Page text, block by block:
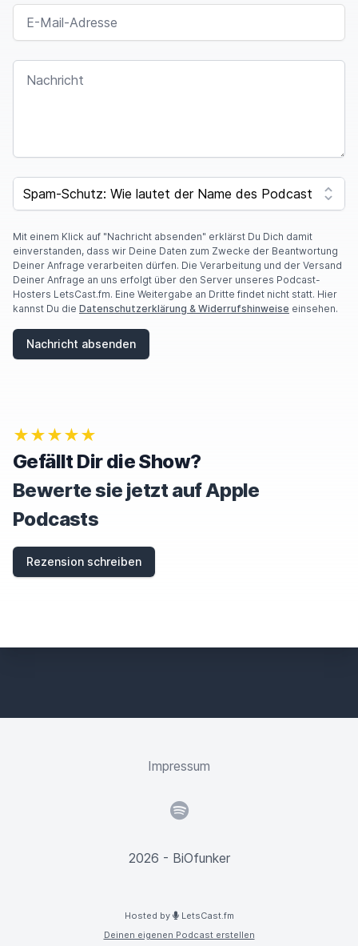
E-MAIL-ADRESSE
NACHRICHT
F
O
A
R
E
A
H
U
R
E
T
H
I
S
F
E
SPAM CAPTCHA
Mit einem Klick auf "Nachricht absenden" erklärst Du Dich damit
einverstanden, dass wir Deine Daten zum Zwecke der Beantwortung
Deiner Anfrage verarbeiten dürfen. Die Verarbeitung und der Versand
Deiner Anfrage an uns erfolgt über den Server unseres Podcast-
Hosters LetsCast.fm. Eine Weitergabe an Dritte findet nicht statt. Hier
kannst Du die Datenschutzerklärung & Widerrufshinweise einsehen.
Nachricht absenden
★★★★★
Gefällt Dir die Show?
Bewerte sie jetzt auf Apple
Podcasts
Rezension schreiben
Impressum
Spotify
2026 - BiOfunker
Hosted by
LetsCast.fm
Deinen eigenen Podcast erstellen